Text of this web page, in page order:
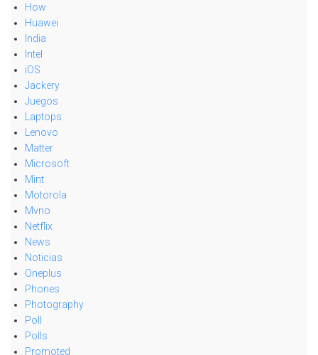
How
Huawei
India
Intel
iOS
Jackery
Juegos
Laptops
Lenovo
Matter
Microsoft
Mint
Motorola
Mvno
Netflix
News
Noticias
Oneplus
Phones
Photography
Poll
Polls
Promoted